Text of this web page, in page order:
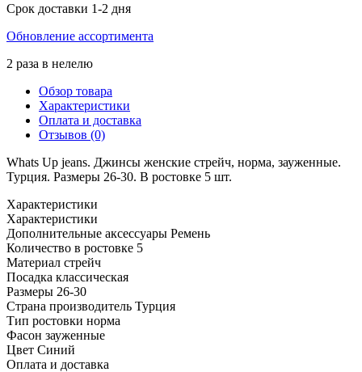
Срок доставки 1-2 дня
Обновление ассортимента
2 раза в нелелю
Обзор товара
Характеристики
Оплата и доставка
Отзывов (0)
Whats Up jeans. Джинсы женские стрейч, норма, зауженные.
Турция. Размеры 26-30. В ростовке 5 шт.
Характеристики
Характеристики
Дополнительные аксессуары Ремень
Количество в ростовке 5
Материал стрейч
Посадка классическая
Размеры 26-30
Страна производитель Турция
Тип ростовки норма
Фасон зауженные
Цвет Синий
Оплата и доставка